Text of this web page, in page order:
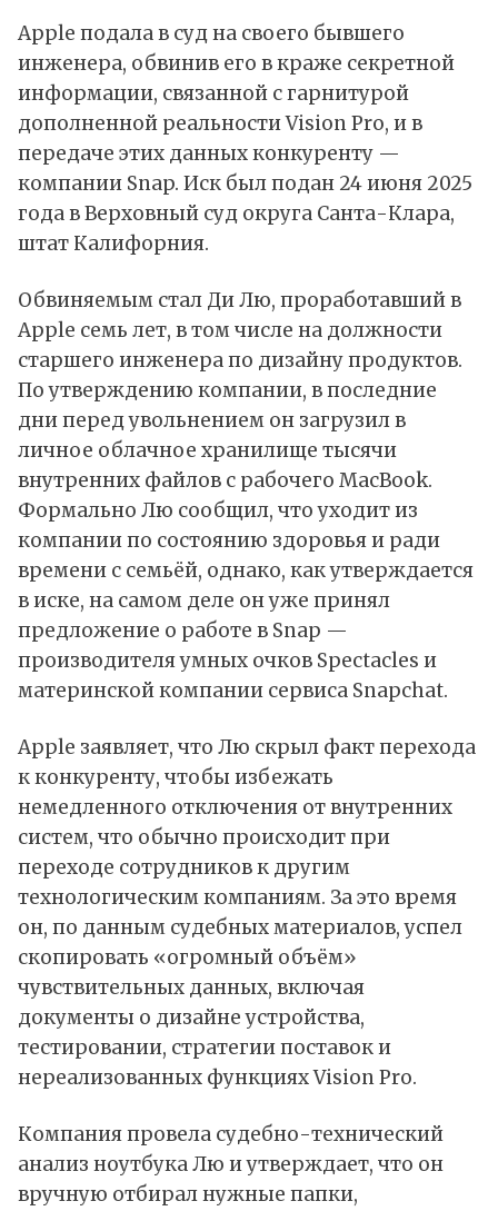
Apple подала в суд на своего бывшего
инженера, обвинив его в краже секретной
информации, связанной с гарнитурой
дополненной реальностиVision Pro, и в
передаче этих данных конкуренту —
компании Snap. Иск был подан 24 июня 2025
года в Верховный суд округа Санта-Клара,
штат Калифорния.
Обвиняемым стал Ди Лю, проработавший в
Apple семь лет, в том числе на должности
старшего инженера по дизайну продуктов.
Поутверждению компании, в последние
дни перед увольнением он загрузил в
личное облачное хранилище тысячи
внутренних файлов с рабочего MacBook.
Формально Лю сообщил, что уходит из
компании по состоянию здоровья и ради
времени с семьёй, однако, как утверждается
в иске, на самом деле он уже принял
предложение о работе в Snap —
производителя умных очков Spectacles и
материнской компании сервиса Snapchat.
Apple заявляет, что Лю скрыл факт перехода
к конкуренту, чтобы избежать
немедленного отключения от внутренних
систем, что обычно происходит при
переходе сотрудников к другим
технологическим компаниям. За это время
он, по данным судебных материалов, успел
скопировать «огромный объём»
чувствительных данных, включая
документы о дизайне устройства,
тестировании, стратегии поставок и
нереализованных функциях Vision Pro.
Компания провела судебно-технический
анализ ноутбука Лю и утверждает, что он
вручную отбирал нужные папки,